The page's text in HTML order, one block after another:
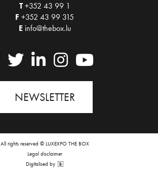
T +352 43 99 1
F +352 43 99 315
E info@thebox.lu
NEWSLETTER
All rights reserved © LUXEXPO THE BOX
Legal disclaimer
Digitalised by